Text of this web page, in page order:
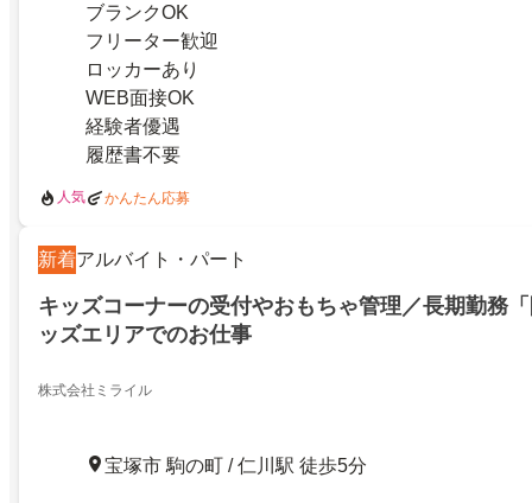
ブランクOK
フリーター歓迎
ロッカーあり
WEB面接OK
経験者優遇
履歴書不要
人気 かんたん応募
新着アルバイト・パート
キッズコーナーの受付やおもちゃ管理／長期勤務
ッズエリアでのお仕事
株式会社ミライル
宝塚市 駒の町 / 仁川駅 徒歩5分